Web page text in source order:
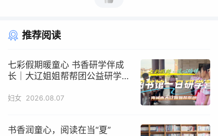
推荐阅读
七彩假期暖童心 书香研学伴成
长｜大辽姐姐帮帮团公益研学活
妇女 2026.08.07
书香润童心，阅读在当“夏”